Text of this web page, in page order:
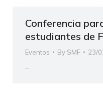
Conferencia
estudiantes de
Eventos By SMF 23/
–